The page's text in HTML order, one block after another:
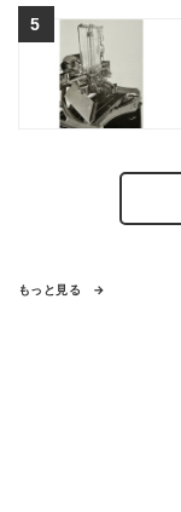
もっと見る